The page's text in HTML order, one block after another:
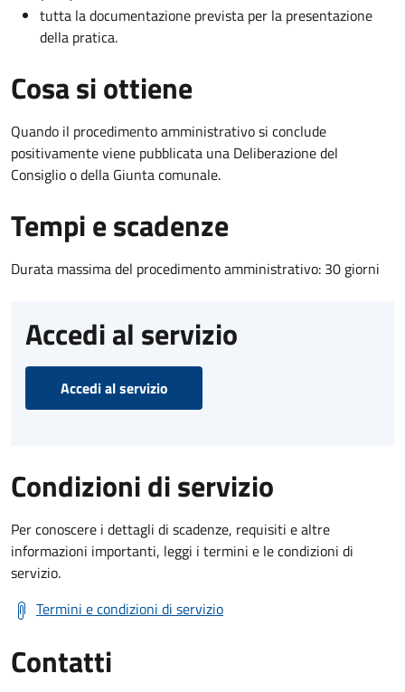
tutta la documentazione prevista per la presentazione
della pratica.
Cosa si ottiene
Quando il procedimento amministrativo si conclude
positivamente viene pubblicata una Deliberazione del
Consiglio o della Giunta comunale.
Tempi e scadenze
Durata massima del procedimento amministrativo: 30 giorni
Accedi al servizio
Accedi al servizio
Condizioni di servizio
Per conoscere i dettagli di scadenze, requisiti e altre
informazioni importanti, leggi i termini e le condizioni di
servizio.
Termini e condizioni di servizio
Contatti